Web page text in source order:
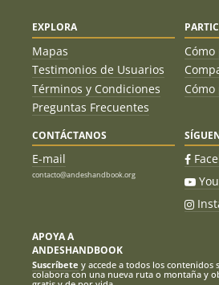
EXPLORA
Mapas
Testimonios de Usuarios
Términos y Condiciones
Preguntas Frecuentes
CONTÁCTANOS
E-mail
contacto@andeshandbook.org
APOYA A
ANDESHANDBOOK
Suscríbete y accede a todos los contenidos
colabora con una nueva ruta o montaña y